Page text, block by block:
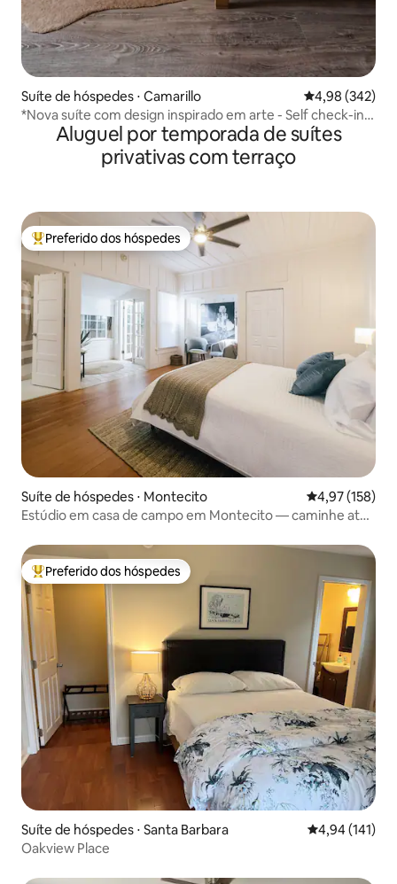
Suíte de hóspedes ⋅ Camarillo 4,98 de uma
4,98 (342)
*Nova suíte com design inspirado em arte - Self check-in e
Aluguel por temporada de suítes
privativas com terraço
Entre os melhores preferidos dos hóspedes
Preferido dos hóspedes
Suíte de hóspedes ⋅ Montecito 4,97 de uma
4,97 (158)
Estúdio em casa de campo em Montecito — caminhe até
Entre os melhores preferidos dos hóspedes
Preferido dos hóspedes
Suíte de hóspedes ⋅ Santa Barbara 4,94 de uma
4,94 (141)
Oakview Place